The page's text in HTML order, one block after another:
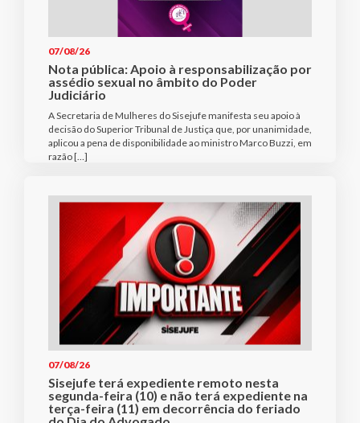
07/08/26
Nota pública: Apoio à responsabilização por
assédio sexual no âmbito do Poder
Judiciário
A Secretaria de Mulheres do Sisejufe manifesta seu apoio à
decisão do Superior Tribunal de Justiça que, por unanimidade,
aplicou a pena de disponibilidade ao ministro Marco Buzzi, em
razão […]
07/08/26
Sisejufe terá expediente remoto nesta
segunda-feira (10) e não terá expediente na
terça-feira (11) em decorrência do feriado